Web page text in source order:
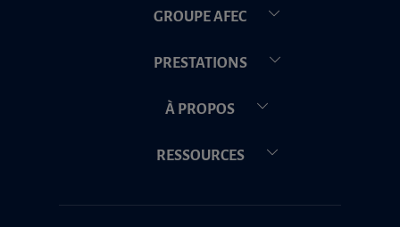
GROUPE AFEC
PRESTATIONS
À PROPOS
RESSOURCES